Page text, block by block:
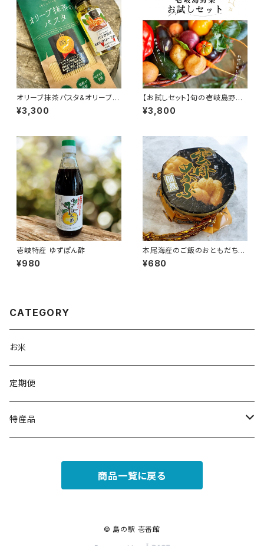
オリーブ抹茶パスタ&オリーブオ
イル
¥3,300
【お試しセット】旬の壱岐島野菜
セット+乾物
¥3,800
壱岐特産 ゆずぽん酢
¥980
本尾海産のご飯のおともだち＜
選択＞
¥680
CATEGORY
お米
定期便
特産品
商品一覧に戻る
© 島の駅 壱番館